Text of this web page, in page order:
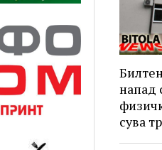
напад
сува